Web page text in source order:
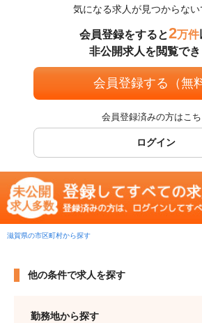
気になる求人が見つからない
会員登録をすると2万件
非公開求人を閲覧で
会員登録する（無
会員登録済みの方はこち
ログイン
滋賀県の市区町村から探す
他の条件で求人を探す
勤務地から探す